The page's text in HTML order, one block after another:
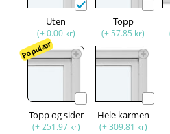
Uten
(+ 0.00 kr)
Topp
(+ 57.85 kr)
Populær
Topp og sider
(+ 251.97 kr)
Hele karmen
(+ 309.81 kr)